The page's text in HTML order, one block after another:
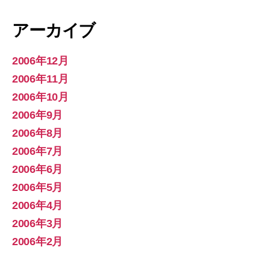
アーカイブ
2006年12月
2006年11月
2006年10月
2006年9月
2006年8月
2006年7月
2006年6月
2006年5月
2006年4月
2006年3月
2006年2月